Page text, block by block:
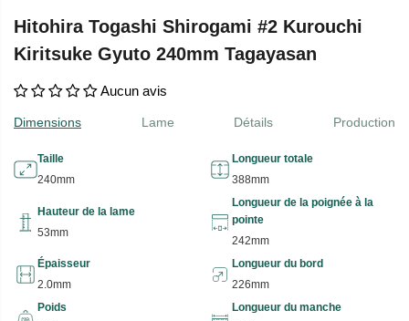
Hitohira Togashi Shirogami #2 Kurouchi
Kiritsuke Gyuto 240mm Tagayasan
Aucun avis
Dimensions Lame Détails Production
Taille
240mm
Longueur totale
388mm
Hauteur de la lame
53mm
Longueur de la poignée à la
pointe
242mm
Épaisseur
2.0mm
Longueur du bord
226mm
Poids
Longueur du manche